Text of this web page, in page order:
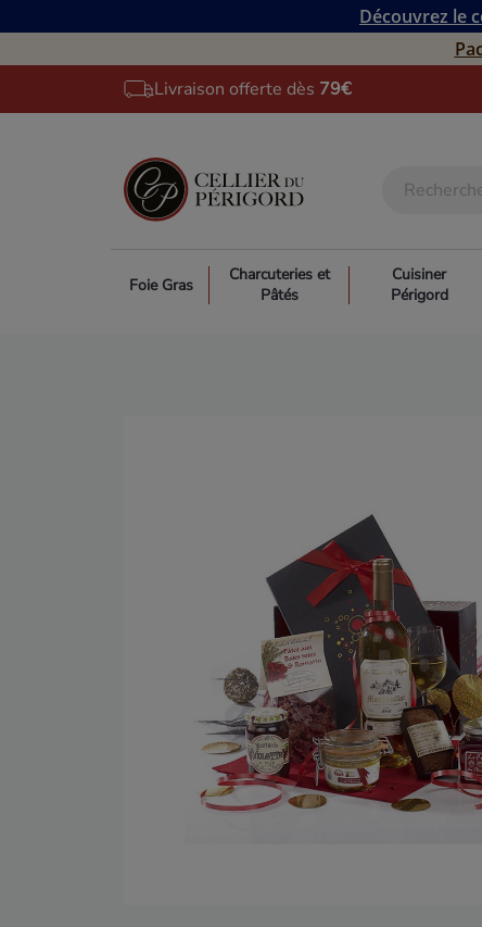
Découvrez le
Livraison offerte dès 79€
Foie Gras
Charcuteries et
Pâtés
Cuisiner
Périgord